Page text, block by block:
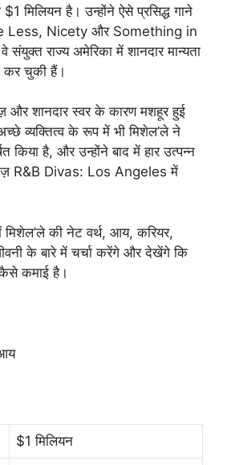
मिलियन है। उन्होंने ऐसे प्रसिद्ध गाने
Less, Nicety और Something in
राज्य अमेरिका में शानदार मान्यता
कर चुकी हैं।
और शानदार स्वर के कारण मशहूर हुई
व्यक्तित्व के रूप में भी मिशेल’ले ने
किया है, और उन्होंने बाद में हार उत्पन्न
R&B Divas: Los Angeles में
की नेट वर्थ, आय, करियर,
के बारे में चर्चा करेंगे और देखेंगे कि
कैसे कमाई है।
$1 मिलियन